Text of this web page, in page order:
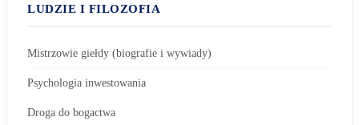
LUDZIE I FILOZOFIA
Mistrzowie giełdy (biografie i wywiady)
Psychologia inwestowania
Droga do bogactwa